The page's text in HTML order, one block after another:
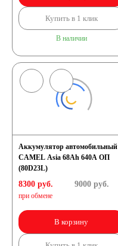
Купить в 1 клик
В наличии
Аккумулятор автомобильный
CAMEL Asia 68Ah 640A ОП
(80D23L)
8300 руб.
при обмене
9000руб.
В корзину